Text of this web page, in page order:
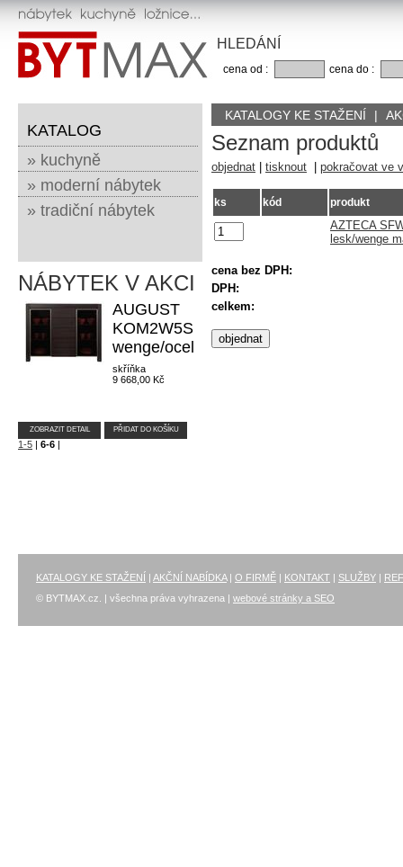
HLEDÁNÍ
cena od : cena do :
KATALOG
» kuchyně
» moderní nábytek
» tradiční nábytek
NÁBYTEK V AKCI
AUGUST
KOM2W5S
wenge/ocel
skříňka
9 668,00 Kč
ZOBRAZIT DETAIL PŘIDAT DO KOŠÍKU
1-5 | 6-6 |
KATALOGY KE STAŽENÍ |
Seznam produktů
objednat tisknout pokračovat ve
ks kód produkt
AZTECA
lesk/wenge
cena bez DPH:
DPH:
celkem:
KATALOGY KE STAŽENÍ | AKČNÍ NABÍDKA| O FIRMĚ | KONTAKT | SLUŽBY |
© BYTMAX.cz. | všechna práva vyhrazena | webové stránky a SEO